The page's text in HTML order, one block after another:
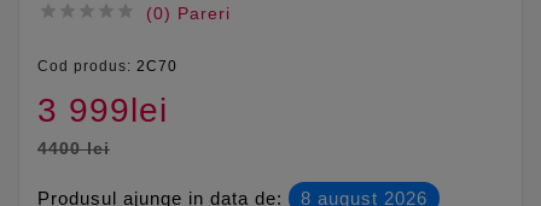
     (0) Pareri
Cod produs: 2C70
3 999lei
4400 lei
Produsul ajunge in data de: 8 august 2026